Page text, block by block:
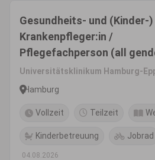
Gesundheits- und (Kinder-)
Krankenpfleger:in /
Pflegefachperson (all
für die Zentrale
Universitätsklinikum Hamburg-
Hamburg
Vollzeit Teilzeit
Kinderbetreuung Jobrad
04.08.2026